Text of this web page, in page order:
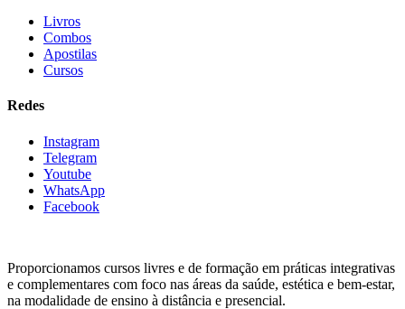
Livros
Combos
Apostilas
Cursos
Redes
Instagram
Telegram
Youtube
WhatsApp
Facebook
Proporcionamos cursos livres e de formação em práticas integrativas
e complementares com foco nas áreas da saúde, estética e bem-estar,
na modalidade de ensino à distância e presencial.